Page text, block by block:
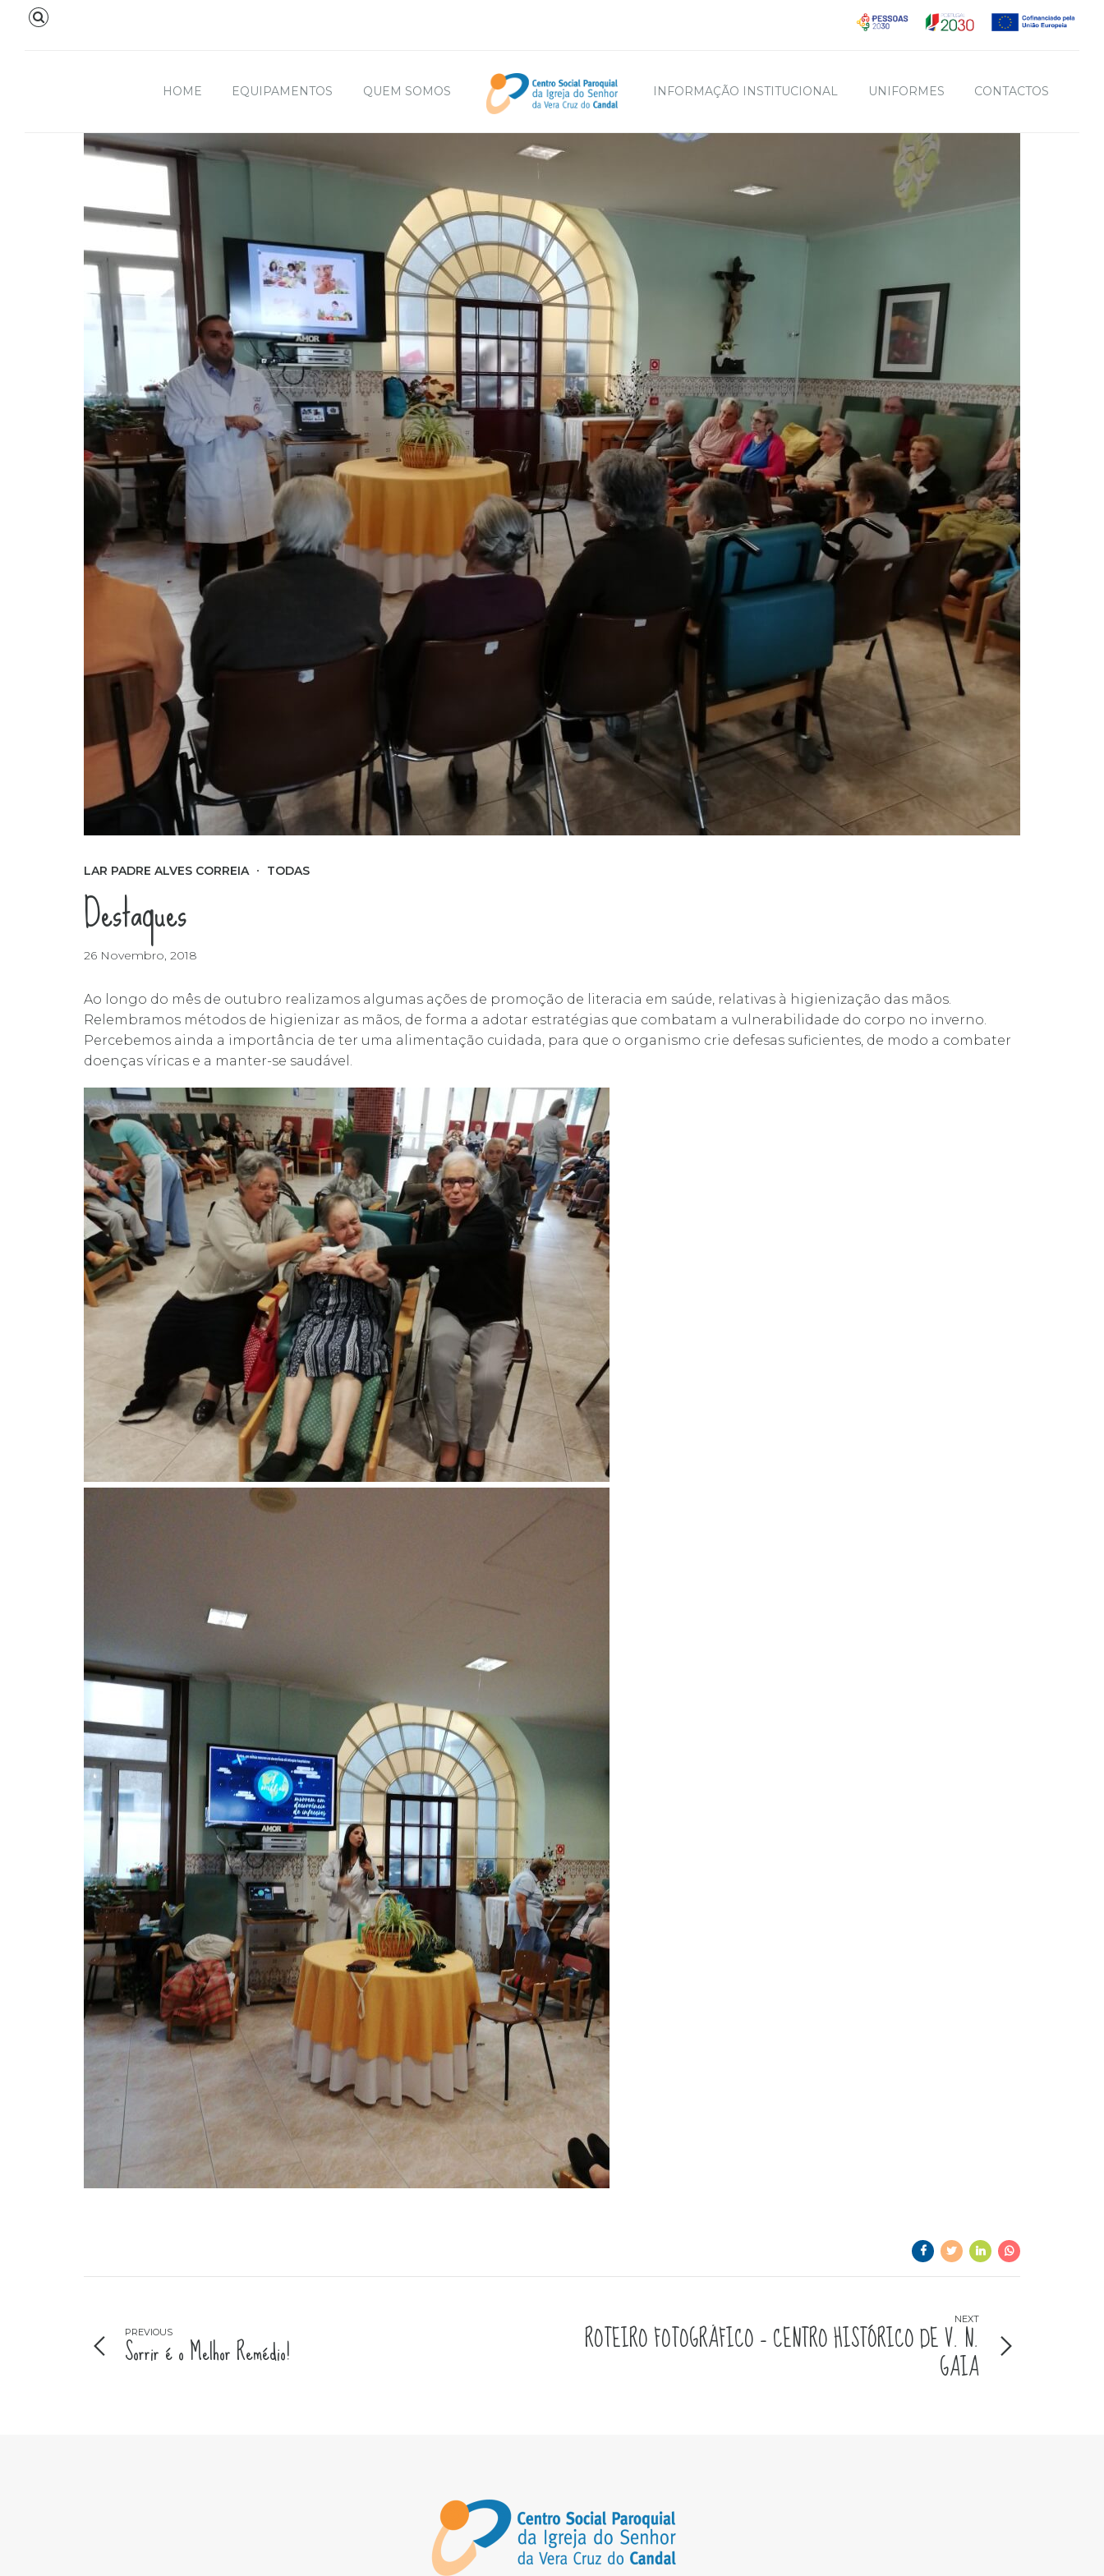
HOME EQUIPAMENTOS QUEM SOMOS INFORMAÇÃO INSTITUCIONAL UNIFORMES CONTACTOS
LAR PADRE ALVES CORREIA TODAS
Destaques
26 Novembro, 2018
Ao longo do mês de outubro realizamos algumas ações de promoção de literacia em saúde, relativas à higienização das mãos.
Relembramos métodos de higienizar as mãos, de forma a adotar estratégias que combatam a vulnerabilidade do corpo no inverno.
Percebemos ainda a importância de ter uma alimentação cuidada, para que o organismo crie defesas suficientes, de modo a combater
doenças víricas e a manter-se saudável.
PREVIOUS
Sorrir é o Melhor Remédio!
NEXT
ROTEIRO FOTOGRÁFICO – CENTRO HISTÓRICO DE V. N.
GAIA